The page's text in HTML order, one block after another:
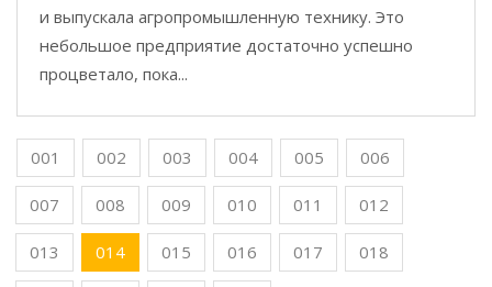
и выпускала агропромышленную технику. Это
небольшое предприятие достаточно успешно
процветало, пока...
001 002 003 004 005 006
007 008 009 010 011 012
013 014 015 016 017 018